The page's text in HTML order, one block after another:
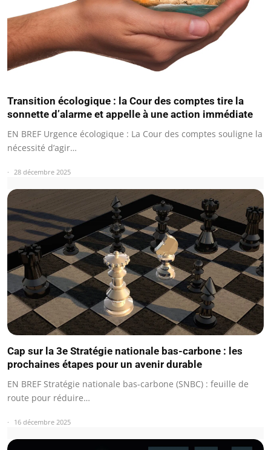
Transition écologique : la Cour des comptes tire la
sonnette d’alarme et appelle à une action immédiate
EN BREF Urgence écologique : La Cour des comptes souligne la
nécessité d’agir…
28 décembre 2025
Cap sur la 3e Stratégie nationale bas-carbone : les
prochaines étapes pour un avenir durable
EN BREF Stratégie nationale bas-carbone (SNBC) : feuille de
route pour réduire…
16 décembre 2025